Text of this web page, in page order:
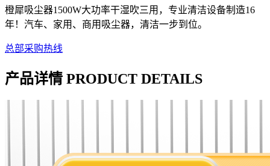
橙犀吸尘器1500W大功率干湿吹三用，专业清洁设备制造16
年！汽车、家用、商用吸尘器，清洁一步到位。
总部采购热线
产品详情 PRODUCT DETAILS